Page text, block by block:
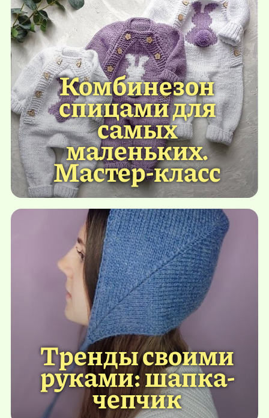
Комбинезон
спицами для
самых
маленьких.
Мастер-класс
Тренды своими
руками: шапка-
чепчик